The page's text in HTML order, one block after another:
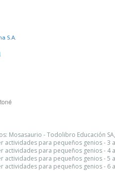
S.A.
Mosasaurio - Todolibro Educación
actividades para pequeños genios - 3
actividades para pequeños genios - 4
actividades para pequeños genios - 5
actividades para pequeños genios - 6